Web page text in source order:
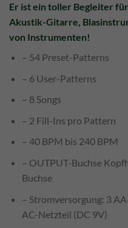
Er ist ein toller Begleiter
Akustik-Gitarre,
von Instrumenten!
– 54 Preset-Patterns
– 6 User-Patterns
– 8 Songs
– 2 Fill-Ins pro Pattern
– 40 BPM bis 240 BPM
– OUTPUT-Buchse
Buchse
– Stromversorgung: 3
AC-Netzteil (DC 9V)